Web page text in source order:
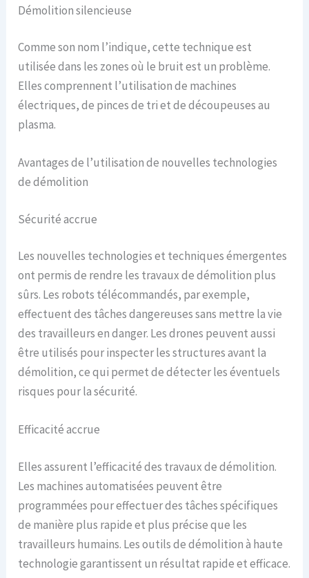
Démolition silencieuse
Comme son nom l’indique, cette technique est
utilisée dans les zones où le bruit est un problème.
Elles comprennent l’utilisation de machines
électriques, de pinces de tri et de découpeuses au
plasma.
Avantages de l’utilisation de nouvelles technologies
de démolition
Sécurité accrue
Les nouvelles technologies et techniques émergentes
ont permis de rendre les travaux de démolition plus
sûrs. Les robots télécommandés, par exemple,
effectuent des tâches dangereuses sans mettre la vie
des travailleurs en danger. Les drones peuvent aussi
être utilisés pour inspecter les structures avant la
démolition, ce qui permet de détecter les éventuels
risques pour la sécurité.
Efficacité accrue
Elles assurent l’efficacité des travaux de démolition.
Les machines automatisées peuvent être
programmées pour effectuer des tâches spécifiques
de manière plus rapide et plus précise que les
travailleurs humains. Les outils de démolition à haute
technologie garantissent un résultat rapide et efficace.